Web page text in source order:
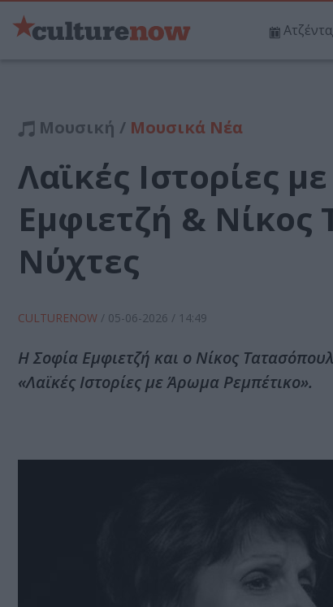
Ατζέντα
Μουσική / Μουσικά Νέα
Λαϊκές Ιστορίες
Εμφιετζή & Νίκος
Νύχτες
CULTURENOW / 05-06-2026 / 14:49
Η Σοφία Εμφιετζή και ο Νίκος
«Λαϊκές Ιστορίες με Άρωμα Ρεμπέτικο».